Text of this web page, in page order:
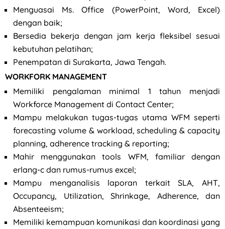
Menguasai Ms. Office (PowerPoint, Word, Excel)
dengan baik;
Bersedia bekerja dengan jam kerja fleksibel sesuai
kebutuhan pelatihan;
Penempatan di Surakarta, Jawa Tengah.
WORKFORK MANAGEMENT
Memiliki pengalaman minimal 1 tahun menjadi
Workforce Management di Contact Center;
Mampu melakukan tugas-tugas utama WFM seperti
forecasting volume & workload, scheduling & capacity
planning, adherence tracking & reporting;
Mahir menggunakan tools WFM, familiar dengan
erlang-c dan rumus-rumus excel;
Mampu menganalisis laporan terkait SLA, AHT,
Occupancy, Utilization, Shrinkage, Adherence, dan
Absenteeism;
Memiliki kemampuan komunikasi dan koordinasi yang